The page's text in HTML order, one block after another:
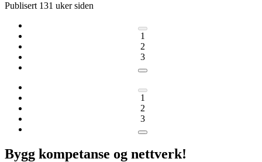
Publisert 131 uker siden
1
2
3
1
2
3
Bygg kompetanse og nettverk!